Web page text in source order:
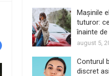
Mașinile
tuturor:
înainte
august 5,
Conturul
discret